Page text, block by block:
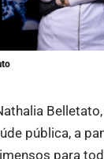
pública, a
para